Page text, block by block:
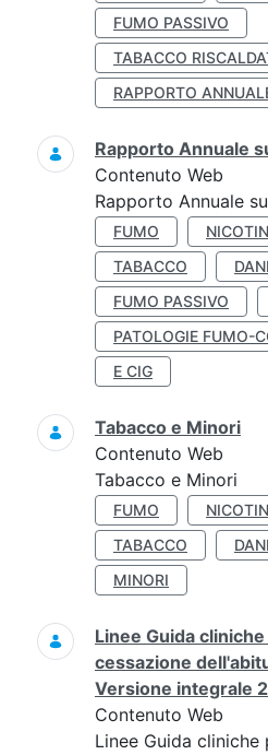
FUMO PASSIVO
TABACCO
RAPPORTO
Rapporto Annuale
Contenuto Web
Rapporto Annuale
FUMO
TABACCO
FUMO PASSIVO
PATOLOGIE FUMO-
E CIG
Tabacco e Minori
Contenuto Web
Tabacco e Minori
FUMO
TABACCO
MINORI
Linee Guida
cessazione
Versione integrale
Contenuto Web
Linee Guida